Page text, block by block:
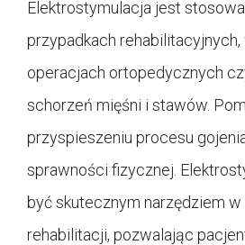
Elektrostymulacja jest
przypadkach rehabilitacyjnych,
operacjach ortopedycznych
schorzeń mięśni i stawów.
przyspieszeniu procesu
sprawności fizycznej.
być skutecznym narzędziem
rehabilitacji, pozwalając